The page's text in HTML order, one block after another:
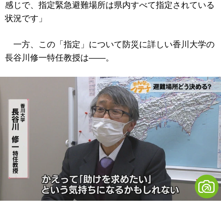
感じで、指定緊急避難場所は県内すべて指定されている
状況です」
一方、この「指定」について防災に詳しい香川大学の
長谷川修一特任教授は――。